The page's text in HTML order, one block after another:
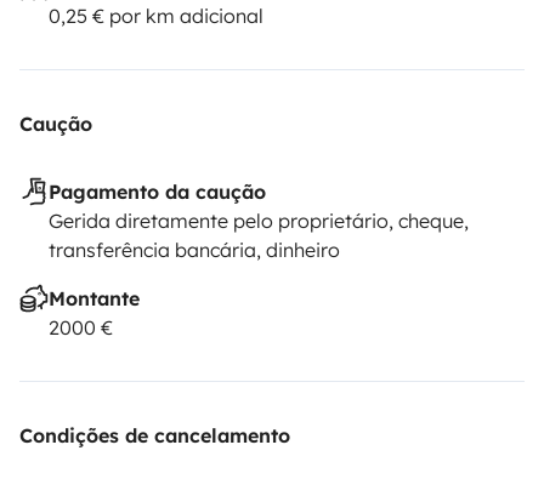
0,25 € por km adicional
Caução
Pagamento da caução
Gerida diretamente pelo proprietário, cheque,
transferência bancária, dinheiro
Montante
2000 €
Condições de cancelamento